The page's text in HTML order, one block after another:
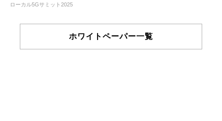
ローカル5Gサミット2025
ホワイトペーパー一覧